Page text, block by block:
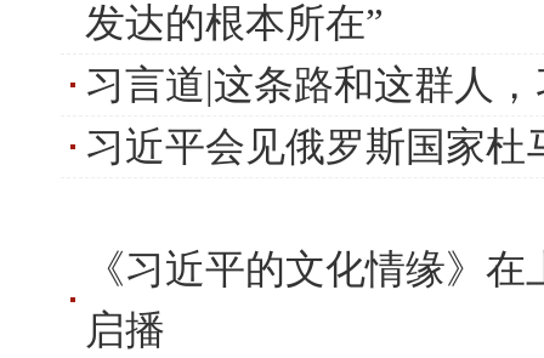
发达的根本所在”
习言道|这条路和这群人
习近平会见俄罗斯国家杜
《习近平的文化情缘》
启播